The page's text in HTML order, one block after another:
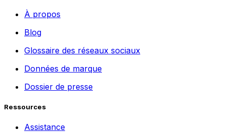
À propos
Blog
Glossaire des réseaux sociaux
Données de marque
Dossier de presse
Ressources
Assistance